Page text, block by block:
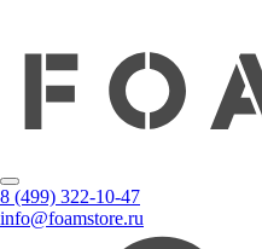
8 (499) 322-10-47
info@foamstore.ru